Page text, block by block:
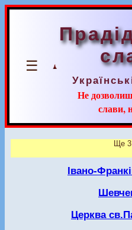
☰
Не
слави,
Ще 3
Івано-
Церква